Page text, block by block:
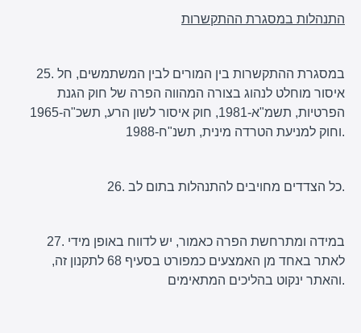
התנהלות במסגרת ההתקשרות
25. במסגרת ההתקשרות בין המורים לבין המשתמשים, חל
איסור מוחלט לנהוג בצורה המהווה הפרה של חוק הגנת
הפרטיות, תשמ"א-1981, חוק איסור לשון הרע, תשכ"ה-1965
וחוק למניעת הטרדה מינית, תשנ"ח-1988.
26. כל הצדדים מחויבים להתנהלות בתום לב.
27. במידה ומתרחשת הפרה כאמור, יש לדווח באופן מידי
לאתר באחד מן האמצעים כמפורט בסעיף 68 לתקנון זה,
והאתר ינקוט בהליכים המתאימים.